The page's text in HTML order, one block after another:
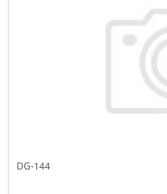
DG-144